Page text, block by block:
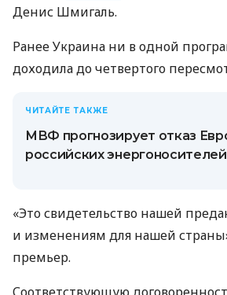
Денис Шмигаль.
Ранее Украина ни в одной
доходила до четвертого
ЧИТАЙТЕ ТАКЖЕ
МВФ прогнозирует отказ
российских
«Это свидетельство нашей
и изменениям для нашей
премьер.